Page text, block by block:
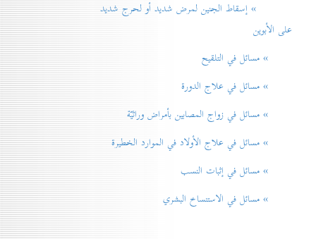
» إسقاط الجنين لمرض شديد أو لحرج شديد
على الأبوين
» مسائل في التلقيح
» مسائل في علاج الدورة
» مسائل في زواج المصابين بأمراض وراثيّة
» مسائل في علاج الأولاد في الموارد الخطيرة
» مسائل في إثبات النسب
» مسائل في الاستنساخ البشري